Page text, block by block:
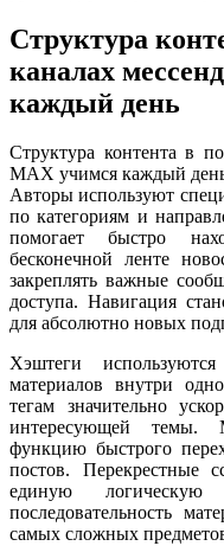
Структура
каналах
каждый день
Структура контента в
MAX учимся каждый
Авторы используют
по категориям и
помогает быстро
бесконечной ленте
закреплять важные
доступа. Навигация
для абсолютно новых
Хэштеги
материалов внутри
тегам значительно
интересующей темы.
функцию быстрого
постов. Перекрестные
единую логическую
последовательность
самых сложных